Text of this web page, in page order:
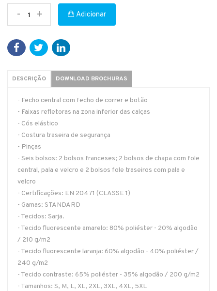
- + Adicionar
DESCRIÇÃO DOWNLOAD BROCHURAS
- Fecho central com fecho de correr e botão
- Faixas refletoras na zona inferior das calças
- Cós elástico
- Costura traseira de segurança
- Pinças
- Seis bolsos: 2 bolsos franceses; 2 bolsos de chapa com fole
central, pala e velcro e 2 bolsos fole traseiros com pala e
velcro
- Certificações: EN 20471 (CLASSE 1)
- Gamas: STANDARD
- Tecidos: Sarja.
- Tecido fluorescente amarelo: 80% poliéster - 20% algodão
/ 210 g/m2
- Tecido fluorescente laranja: 60% algodão - 40% poliéster /
240 g/m2
- Tecido contraste: 65% poliéster - 35% algodão / 200 g/m2
- Tamanhos: S, M, L, XL, 2XL, 3XL, 4XL, 5XL